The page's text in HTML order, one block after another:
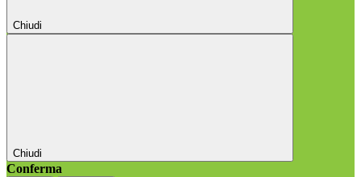
Chiudi
Chiudi
Conferma